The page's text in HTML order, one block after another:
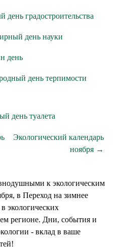
день градостроительства
день науки
день
день терпимости
день туалета
Экологический календарь
ноября →
к экологическим
в Переход на зимнее
экологических
регионе. Дни, события и
- вклад в ваше